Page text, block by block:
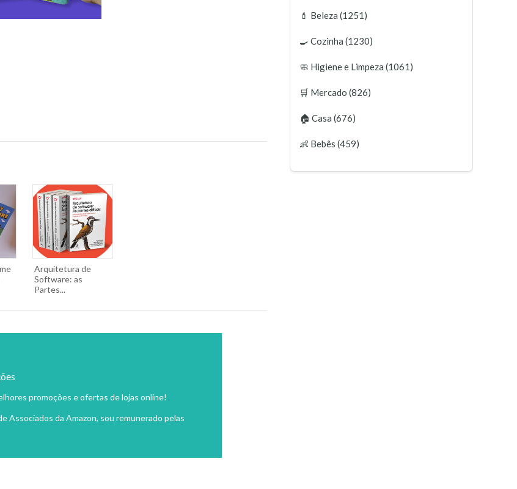
Arquitetura de
Software: as
Partes...
promoções e ofertas de lojas online!
Associados da Amazon, sou remunerado pelas
💄 Beleza (1251)
🍳 Cozinha (1230)
🧼 Higiene e Limpeza (1061)
🛒 Mercado (826)
🏠 Casa (676)
👶 Bebês (459)